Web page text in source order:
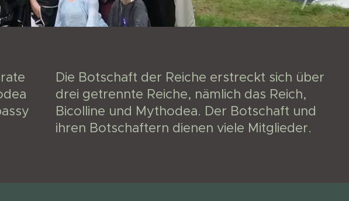
Die Botschaft der Reiche erstreckt sich über
drei getrennte Reiche, nämlich das Reich,
Bicolline und Mythodea. Der Botschaft und
ihren Botschaftern dienen viele Mitglieder.